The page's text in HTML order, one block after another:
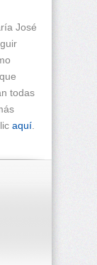
José
todas
aquí